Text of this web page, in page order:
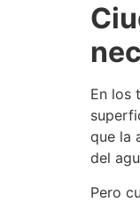
En los
que la
del
Pero